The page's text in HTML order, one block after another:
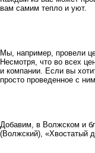
вам самим тепло и уют.
Мы, например, провели
Несмотря, что во всех
и компании. Если вы
просто проведенное с
Добавим, в Волжском и
(Волжский), «Хвостатый